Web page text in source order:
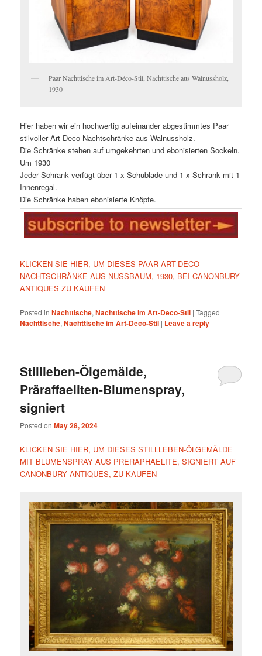
Paar Nachttische im Art-Déco-Stil, Nachttische aus Walnussholz,
1930
Hier haben wir ein hochwertig aufeinander abgestimmtes Paar
stilvoller Art-Deco-Nachtschränke aus Walnussholz.
Die Schränke stehen auf umgekehrten und ebonisierten Sockeln.
Um 1930
Jeder Schrank verfügt über 1 x Schublade und 1 x Schrank mit 1
Innenregal.
Die Schränke haben ebonisierte Knöpfe.
KLICKEN SIE HIER, UM DIESES PAAR ART-DECO-
NACHTSCHRÄNKE AUS NUSSBAUM, 1930, BEI CANONBURY
ANTIQUES ZU KAUFEN
Posted in Nachttische,Nachttische im Art-Deco-Stil |Tagged
Nachttische,Nachttische im Art-Deco-Stil | Leave a reply
Stillleben-Ölgemälde,
Präraffaeliten-Blumenspray,
signiert
Posted onMay 28, 2024
KLICKEN SIE HIER, UM DIESES STILLLEBEN-ÖLGEMÄLDE
MIT BLUMENSPRAY AUS PRERAPHAELITE, SIGNIERT AUF
CANONBURY ANTIQUES, ZU KAUFEN